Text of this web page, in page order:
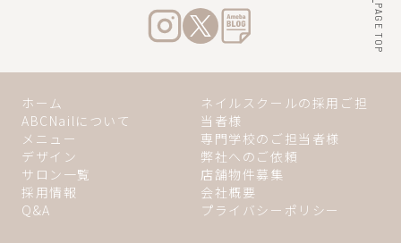
PAGE
TOP
ホーム
ABCNailについて
メニュー
デザイン
サロン一覧
採用情報
Q&A
ネイルスクールの採用ご担
当者様
専門学校の ご担当者様
弊社へのご依頼
店舗物件募集
会社概要
プライバシーポリシー